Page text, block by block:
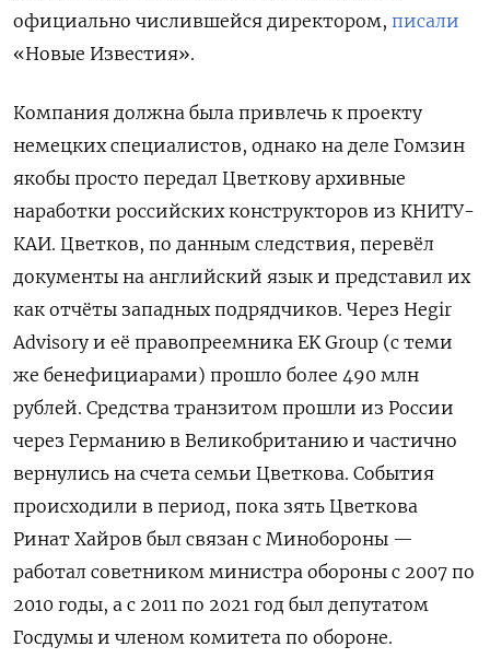
официально числившейся директором, писали
«Новые Известия».
Компания должна была привлечь к проекту
немецких специалистов, однако на деле Гомзин
якобы просто передал Цветкову архивные
наработки российских конструкторов из КНИТУ-
КАИ. Цветков, по данным следствия, перевёл
документы на английский язык и представил их
как отчёты западных подрядчиков. Через Hegir
Advisory и её правопреемника EK Group (с теми
же бенефициарами) прошло более 490 млн
рублей. Средства транзитом прошли из России
через Германию в Великобританию и частично
вернулись на счета семьи Цветкова. События
происходили в период, пока зять Цветкова
Ринат Хайров был связан с Минобороны —
работал советником министра обороны с 2007 по
2010 годы, а с 2011 по 2021 год был депутатом
Госдумы и членом комитета по обороне.